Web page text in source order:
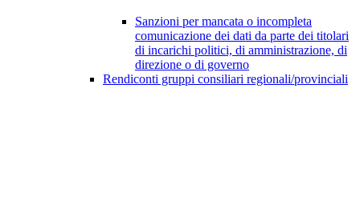
Sanzioni per mancata o incompleta
comunicazione dei dati da parte dei titolari
di incarichi politici, di amministrazione, di
direzione o di governo
Rendiconti gruppi consiliari regionali/provinciali